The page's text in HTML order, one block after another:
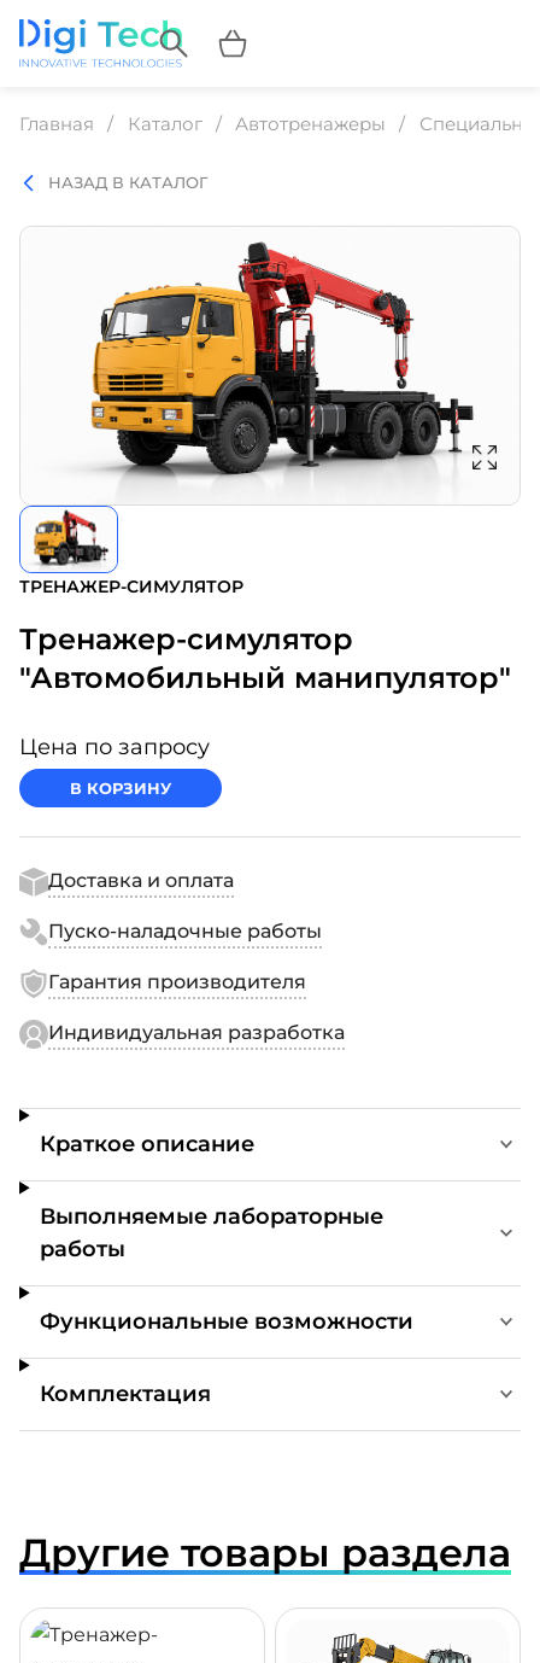
Главная Каталог Автотренажеры
НАЗАД В КАТАЛОГ
ТРЕНАЖЕР-СИМУЛЯТОР
Тренажер-симулятор
"Автомобильный манипулятор"
Цена по запросу
В КОРЗИНУ
Доставка и оплата
Пуско-наладочные работы
Гарантия производителя
Индивидуальная разработка
Краткое описание
Выполняемые лабораторные
работы
Функциональные возможности
Комплектация
Другие товары раздела
ПОДРОБНЕЕ